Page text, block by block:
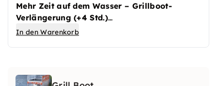
Mehr Zeit auf dem Wasser – Grillboot-
Verlängerung (+4 Std.)
Verlängere Deinen Ausflug auf dem Grillboot
Grundreinigung sind bereits inklusive.
In den Warenkorb